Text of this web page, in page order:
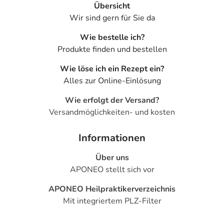
Übersicht
Wir sind gern für Sie da
Wie bestelle ich?
Produkte finden und bestellen
Wie löse ich ein Rezept ein?
Alles zur Online-Einlösung
Wie erfolgt der Versand?
Versandmöglichkeiten- und kosten
Informationen
Über uns
APONEO stellt sich vor
APONEO Heilpraktikerverzeichnis
Mit integriertem PLZ-Filter